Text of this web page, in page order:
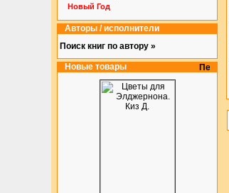
Новый Год
Авторы / исполнители
Поиск книг по автору »
Новые товары